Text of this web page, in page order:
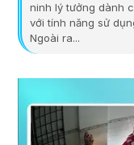
ninh lý tưởng dành
với tính năng sử
Ngoài ra...